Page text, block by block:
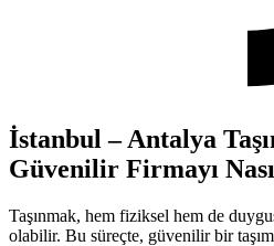
İstanbul – Antalya
Güvenilir Firmayı
Taşınmak, hem fiziksel hem de
olabilir. Bu süreçte, güvenilir bir